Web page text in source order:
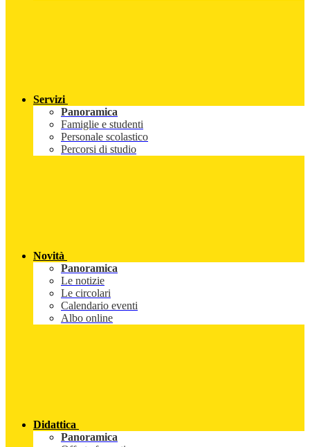
Servizi
Panoramica
Famiglie e studenti
Personale scolastico
Percorsi di studio
Novità
Panoramica
Le notizie
Le circolari
Calendario eventi
Albo online
Didattica
Panoramica